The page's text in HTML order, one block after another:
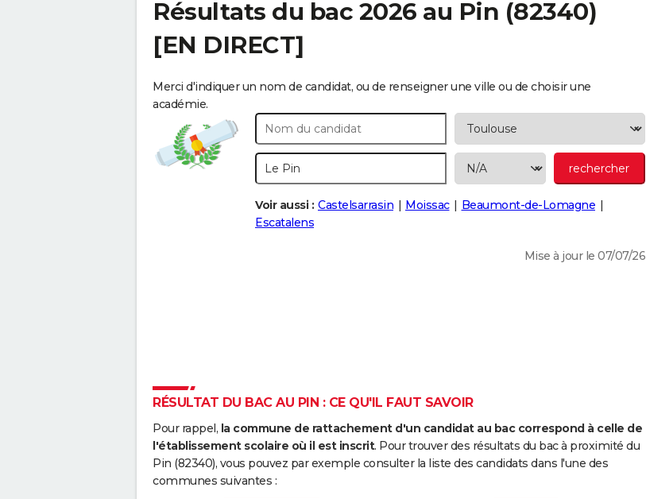
Résultats du bac 2026 au Pin (82340)
[EN DIRECT]
Merci d'indiquer un nom de candidat, ou de renseigner une ville ou de choisir une
académie.
Voir aussi : Castelsarrasin Moissac
Beaumont-de-Lomagne
Escatalens
Mise à jour le 07/07/26
RÉSULTAT DU BAC AU PIN : CE QU'IL FAUT SAVOIR
Pour rappel, la commune de rattachement d'un candidat au bac correspond à celle de
l'établissement scolaire où il est inscrit. Pour trouver des résultats du bac à proximité du
Pin (82340), vous pouvez par exemple consulter la liste des candidats dans l'une des
communes suivantes :